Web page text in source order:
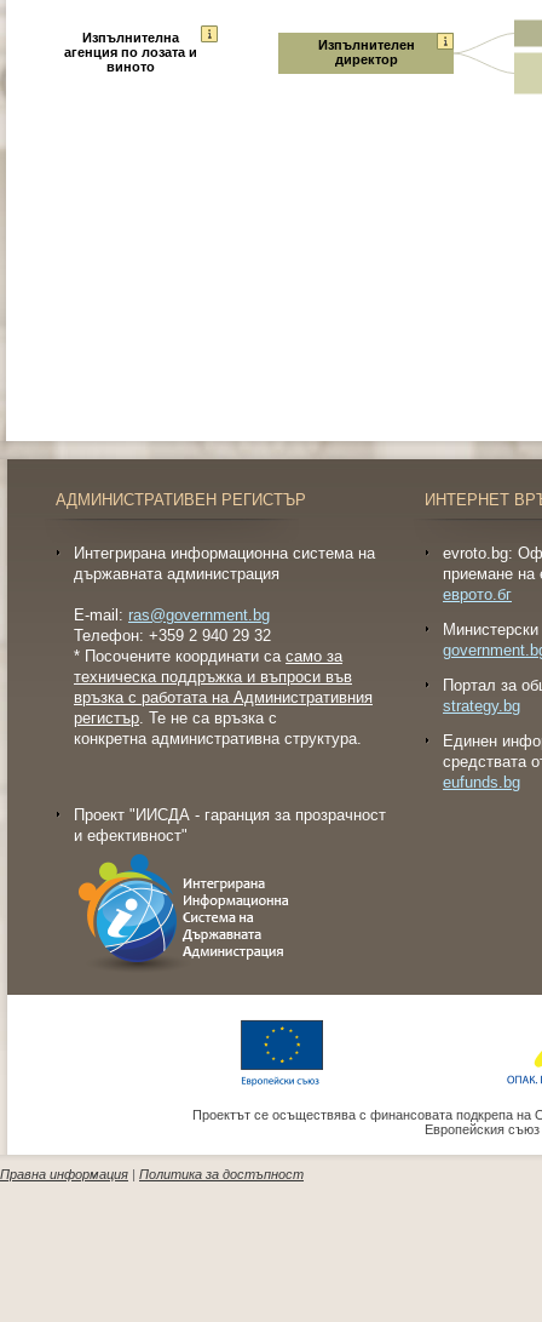
Изпълнителна
агенция по лозата и
виното
Изпълнителен
директор
АДМИНИСТРАТИВЕН РЕГИСТЪР
Интегрирана информационна система на
държавната администрация
E-mail: ras@government.bg
Телефон: +359 2 940 29 32
* Посочените координати са само за
техническа поддръжка и въпроси във
връзка с работата на Административния
регистър. Те не са връзка с
конкретна административна структура.
Проект "ИИСДА - гаранция за прозрачност
и ефективност"
ИНТЕРНЕТ
evroto.bg:
приемане на
еврото.бг
Портал за
strategy.bg
Eдинен
средствата
eufunds.bg
Проектът се осъществява с финансовата подкрепа на
Европейския
Правна информация Политика за достъпност